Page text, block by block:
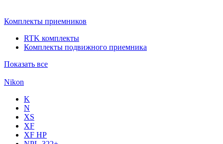
Комплекты приемников
RTK комплекты
Комплекты подвижного приемника
Показать все
Nikon
K
N
XS
XF
XF НР